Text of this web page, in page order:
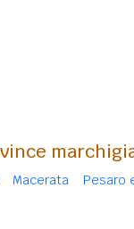
Macerata Pesaro